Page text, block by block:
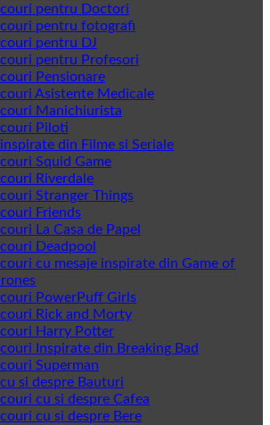
pentru Doctori
pentru fotografi
pentru DJ
pentru Profesori
Pensionare
Asistente Medicale
Manichiurista
Piloti
din Filme si Seriale
Squid Game
Riverdale
Stranger Things
Friends
La Casa de Papel
Deadpool
cu mesaje inspirate din Game of
PowerPuff Girls
Rick and Morty
Harry Potter
Inspirate din Breaking Bad
Superman
si despre Bauturi
cu si despre Cafea
cu si despre Bere